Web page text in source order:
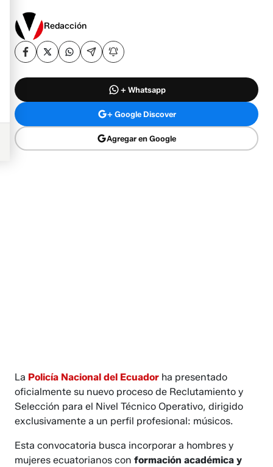
Redacción
+ Whatsapp
+ Google Discover
Agregar en Google
La Policía Nacional del Ecuador ha presentado
oficialmente su nuevo proceso de Reclutamiento y
Selección para el Nivel Técnico Operativo, dirigido
exclusivamente a un perfil profesional: músicos.
Esta convocatoria busca incorporar a hombres y
mujeres ecuatorianos conformación académica y